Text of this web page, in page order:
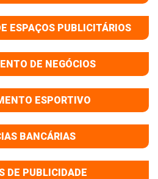
ESPAÇOS PUBLICITÁRIOS
DE NEGÓCIOS
ESPORTIVO
BANCÁRIAS
DE PUBLICIDADE